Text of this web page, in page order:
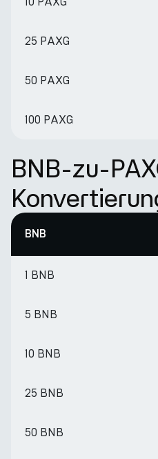
25 PAXG
50 PAXG
100 PAXG
BNB-zu-
BNB
1 BNB
5 BNB
10 BNB
25 BNB
50 BNB